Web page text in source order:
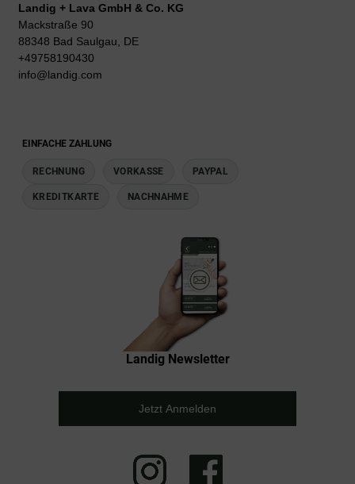
Landig + Lava GmbH & Co. KG
Mackstraße 90
88348 Bad Saulgau, DE
+49758190430
info@landig.com
EINFACHE ZAHLUNG
RECHNUNG VORKASSE PAYPAL
KREDITKARTE NACHNAHME
Landig Newsletter
Jetzt Anmelden